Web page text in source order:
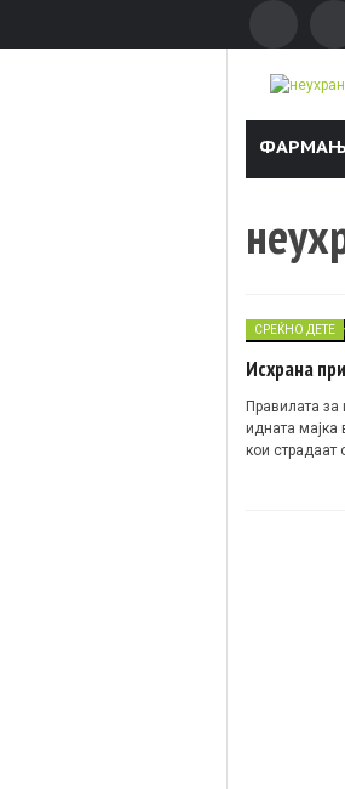
СРЕЌНО ДЕТЕ
Исхрана
Правилата за
идната мајка
кои страдаат